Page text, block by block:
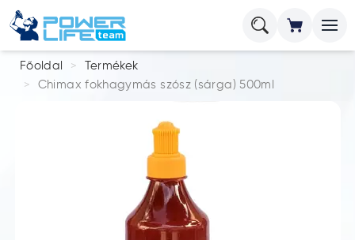
Főoldal
Termékek
Chimax fokhagymás szósz (sárga) 500ml